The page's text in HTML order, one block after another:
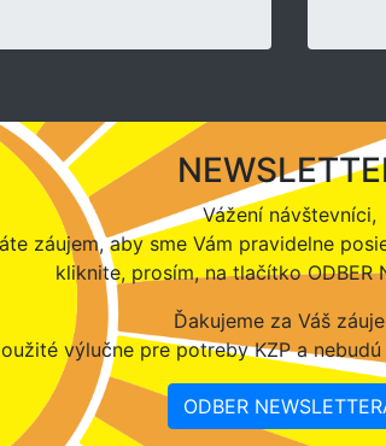
Vážení návštevníci,
záujem, aby sme Vám pravidelne
kliknite, prosím, na tlačítko ODBER
Ďakujeme za Váš
výlučne pre potreby KZP a
ODBER